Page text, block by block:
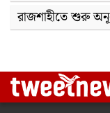
রাজশাহীতে শুরু